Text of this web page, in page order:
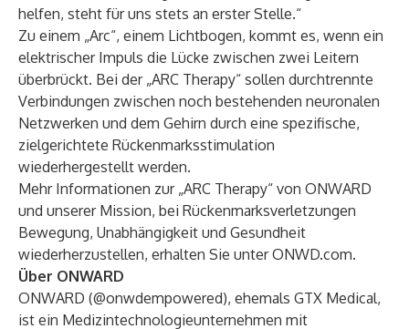
helfen, steht für uns stets an erster Stelle.“
Zu einem „Arc“, einem Lichtbogen, kommt es, wenn ein
elektrischer Impuls die Lücke zwischen zwei Leitern
überbrückt. Bei der „ARC Therapy“ sollen durchtrennte
Verbindungen zwischen noch bestehenden neuronalen
Netzwerken und dem Gehirn durch eine spezifische,
zielgerichtete Rückenmarksstimulation
wiederhergestellt werden.
Mehr Informationen zur „ARC Therapy“ von ONWARD
und unserer Mission, bei Rückenmarksverletzungen
Bewegung, Unabhängigkeit und Gesundheit
wiederherzustellen, erhalten Sie unterONWD.com.
Über ONWARD
ONWARD (@onwdempowered), ehemals GTX Medical,
ist ein Medizintechnologieunternehmen mit